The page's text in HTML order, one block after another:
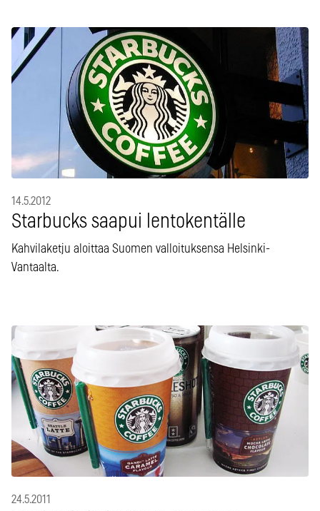
14.5.2012
Starbucks saapui lentokentälle
Kahvilaketju aloittaa Suomen valloituksensa Helsinki-
Vantaalta.
24.5.2011